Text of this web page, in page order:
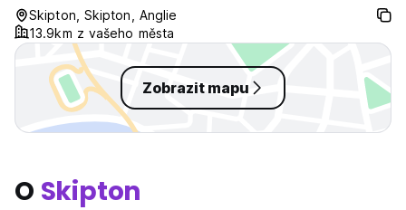
Skipton, Skipton, Anglie
13.9km z vašeho města
Zobrazit mapu
O Skipton